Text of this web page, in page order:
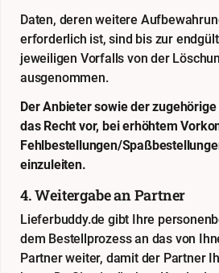
Daten, deren weitere
erforderlich ist, sind bis zur
jeweiligen Vorfalls von der
ausgenommen.
Der Anbieter sowie der
das Recht vor, bei erhöhtem
Fehlbestellungen/
einzuleiten.
4. Weitergabe an Partner
Lieferbuddy.de gibt Ihre
dem Bestellprozess an das von
Partner weiter, damit der Partner